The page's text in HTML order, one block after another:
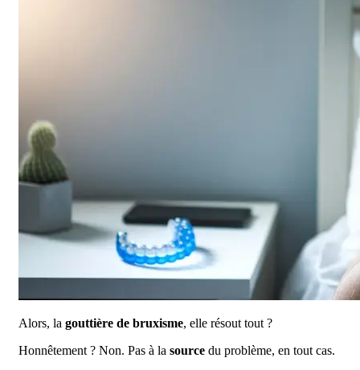
Alors, la gouttière de bruxisme, elle résout tout ?
Honnêtement ? Non. Pas à la source du problème, en tout cas.